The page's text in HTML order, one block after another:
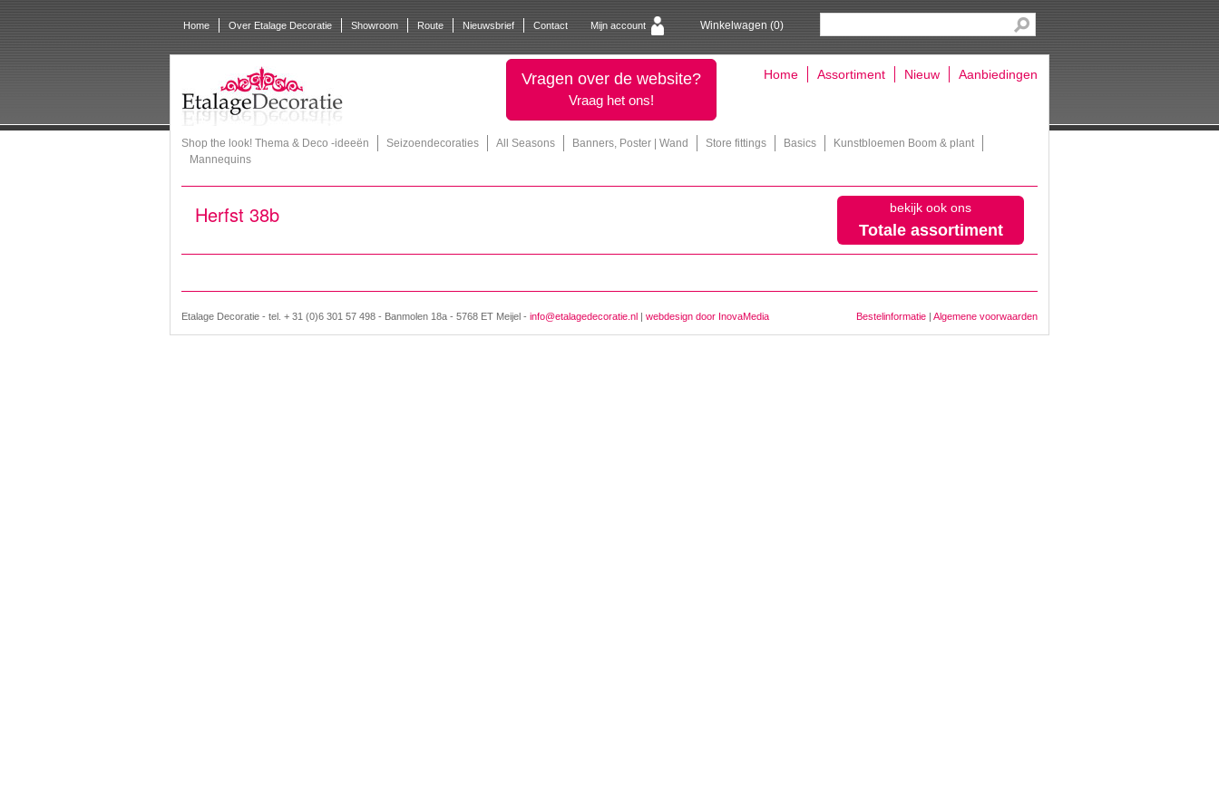
Home Over Etalage Decoratie Showroom Route Nieuwsbrief Contact Winkelwagen (0)
Mijn account
Vragen over de website?
Vraag het ons!
Home Assortiment Nieuw Aanbiedingen
Shop the look! Thema & Deco -ideeën Seizoendecoraties All Seasons Banners, Poster | Wand Store fittings Basics
Kunstbloemen Boom & plant
Mannequins
Herfst 38b bekijk ook ons
Totale assortiment
Etalage Decoratie - tel. + 31 (0)6 301 57 498 - Banmolen 18a - 5768 ET Meijel - info@etalagedecoratie.nl | webdesign door InovaMedia Bestelinformatie | Algemene voorwaarden